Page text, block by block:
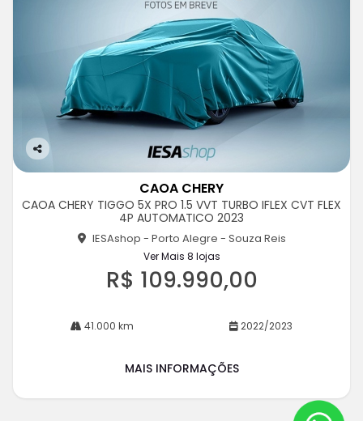
Co
rtil
CAOA CHERY
CAOA CHERY TIGGO 5X PRO 1.5 VVT TURBO IFLEX CVT FLEX
4P AUTOMATICO 2023
IESAshop - Porto Alegre - Souza Reis
Ver Mais 8 lojas
R$ 109.990,00
41.000 km 2022/2023
MAIS INFORMAÇÕES